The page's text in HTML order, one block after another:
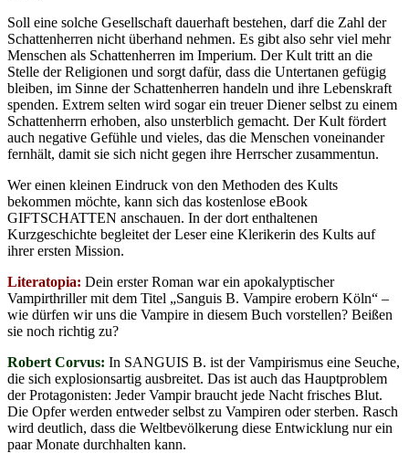
Soll eine solche Gesellschaft dauerhaft bestehen, darf die Zahl der
Schattenherren nicht überhand nehmen. Es gibt also sehr viel mehr
Menschen als Schattenherren im Imperium. Der Kult tritt an die
Stelle der Religionen und sorgt dafür, dass die Untertanen gefügig
bleiben, im Sinne der Schattenherren handeln und ihre Lebenskraft
spenden. Extrem selten wird sogar ein treuer Diener selbst zu einem
Schattenherrn erhoben, also unsterblich gemacht. Der Kult fördert
auch negative Gefühle und vieles, das die Menschen voneinander
fernhält, damit sie sich nicht gegen ihre Herrscher zusammentun.
Wer einen kleinen Eindruck von den Methoden des Kults
bekommen möchte, kann sich das kostenlose eBook
GIFTSCHATTEN anschauen. In der dort enthaltenen
Kurzgeschichte begleitet der Leser eine Klerikerin des Kults auf
ihrer ersten Mission.
Literatopia: Dein erster Roman war ein apokalyptischer
Vampirthriller mit dem Titel „Sanguis B. Vampire erobern Köln“ –
wie dürfen wir uns die Vampire in diesem Buch vorstellen? Beißen
sie noch richtig zu?
Robert Corvus: In SANGUIS B. ist der Vampirismus eine Seuche,
die sich explosionsartig ausbreitet. Das ist auch das Hauptproblem
der Protagonisten: Jeder Vampir braucht jede Nacht frisches Blut.
Die Opfer werden entweder selbst zu Vampiren oder sterben. Rasch
wird deutlich, dass die Weltbevölkerung diese Entwicklung nur ein
paar Monate durchhalten kann.